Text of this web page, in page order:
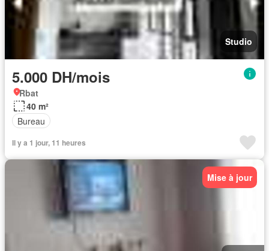
Studio
5.000 DH/mois
Rbat
40 m²
Bureau
Il y a 1 jour, 11 heures
Mise à jour